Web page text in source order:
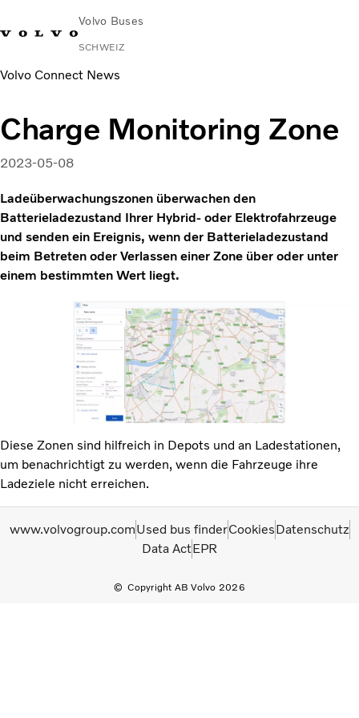
Volvo Buses
SCHWEIZ
Volvo Connect News
Charge Monitoring Zone
2023-05-08
Ladeüberwachungszonen überwachen den
Batterieladezustand Ihrer Hybrid- oder Elektrofahrzeuge
und senden ein Ereignis, wenn der Batterieladezustand
beim Betreten oder Verlassen einer Zone über oder unter
einem bestimmten Wert liegt.
Diese Zonen sind hilfreich in Depots und an Ladestationen,
um benachrichtigt zu werden, wenn die Fahrzeuge ihre
Ladeziele nicht erreichen.
Copyright AB Volvo 2026
www.volvogroup.comUsed bus finderCookiesDatenschutz
Data ActEPR